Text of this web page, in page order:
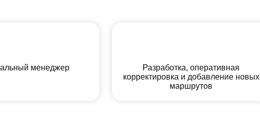
менеджер
Разработка, оперативная
корректировка и добавление новых
маршрутов